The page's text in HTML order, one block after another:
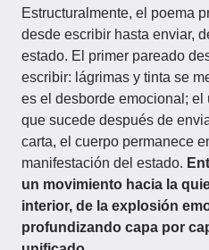
Estructuralmente, el poema
desde escribir hasta enviar,
estado. El primer pareado
escribir: lágrimas y tinta se
es el desborde emocional;
que sucede después de
carta, el cuerpo permanece
manifestación del estado.
un movimiento hacia la
interior, de la explosión
profundizando capa por